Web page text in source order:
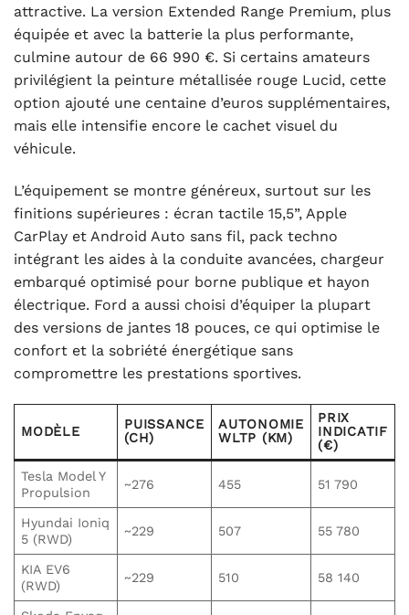
attractive. La version Extended Range Premium, plus
équipée et avec la batterie la plus performante,
culmine autour de 66 990 €. Si certains amateurs
privilégient la peinture métallisée rouge Lucid, cette
option ajouté une centaine d’euros supplémentaires,
mais elle intensifie encore le cachet visuel du
véhicule.
L’équipement se montre généreux, surtout sur les
finitions supérieures : écran tactile 15,5”, Apple
CarPlay et Android Auto sans fil, pack techno
intégrant les aides à la conduite avancées, chargeur
embarqué optimisé pour borne publique et hayon
électrique. Ford a aussi choisi d’équiper la plupart
des versions de jantes 18 pouces, ce qui optimise le
confort et la sobriété énergétique sans
compromettre les prestations sportives.
MODÈLE
PUISSANCE
(CH)
AUTONOMIE
WLTP (KM)
PRIX
INDICATIF
(€)
Tesla Model Y
Propulsion
~276 455 51 790
Hyundai Ioniq
5 (RWD)
~229 507 55 780
KIA EV6
(RWD)
~229 510 58 140